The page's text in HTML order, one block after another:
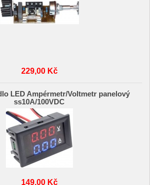
229,00 Kč
LED Ampérmetr/Voltmetr panelový
ss10A/100VDC
149,00 Kč